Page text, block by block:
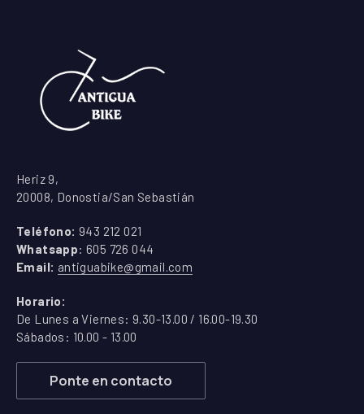
Heriz 9,
20008, Donostia/San Sebastián
Teléfono: 943 212 021
Whatsapp: 605 726 044
Email: antiguabike@gmail.com
Horario:
De Lunes a Viernes: 9.30-13.00 / 16.00-19.30
Sábados: 10.00 - 13.00
Ponte en contacto